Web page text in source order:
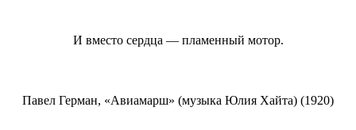
И вместо сердца — пламенный мотор.
Павел Герман, «Авиамарш» (музыка Юлия Хайта) (1920)